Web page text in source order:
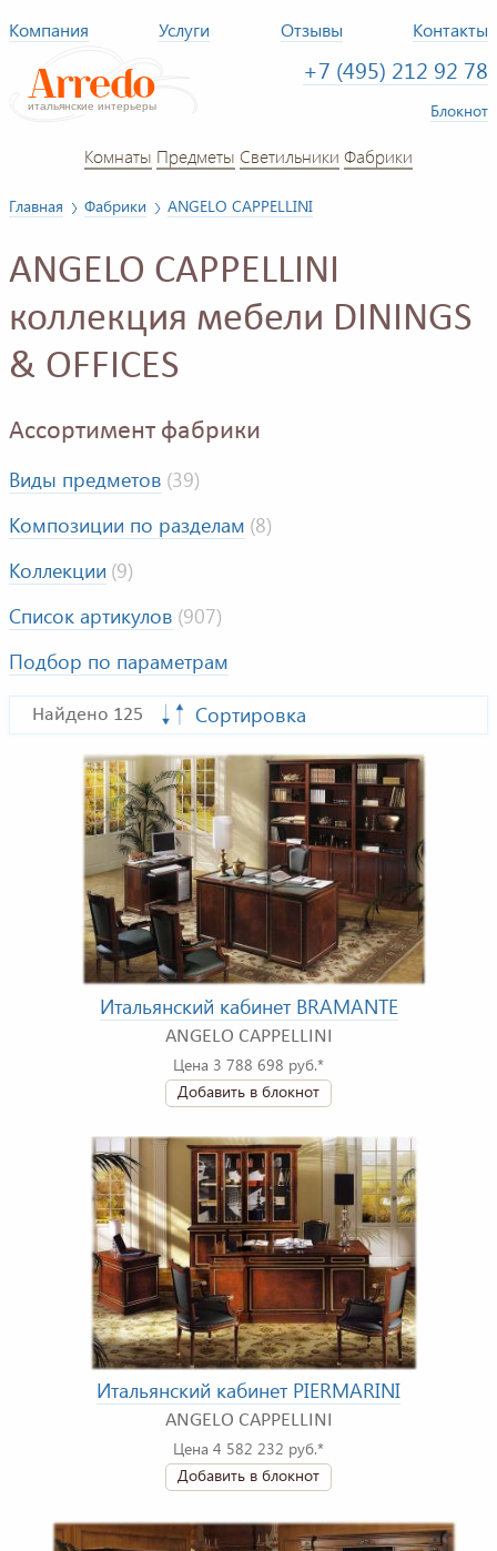
Компания Услуги Отзывы Контакты
+7 (495) 212 92 78
Блокнот
Комнаты Предметы Светильники Фабрики
Главная Фабрики ANGELO CAPPELLINI
ANGELO CAPPELLINI
коллекция мебели DININGS
& OFFICES
Ассортимент фабрики
Виды предметов (39)
Композиции по разделам (8)
Коллекции (9)
Список артикулов (907)
Подбор по параметрам
Найдено 125 Сортировка
Итальянский кабинет BRAMANTE
ANGELO CAPPELLINI
Цена 3 788 698 руб.*
Добавить в блокнот
Итальянский кабинет PIERMARINI
ANGELO CAPPELLINI
Цена 4 582 232 руб.*
Добавить в блокнот